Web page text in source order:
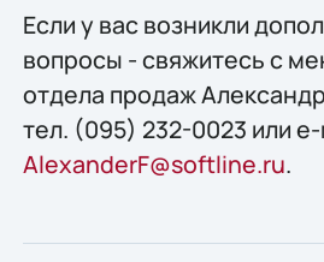
Если у вас возникли
вопросы - свяжитесь с
отдела продаж
тел. (095) 232-0023 или
AlexanderF@softline.ru.